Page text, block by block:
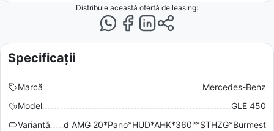
Distribuie această ofertă de leasing:
Specificații
Marcă
Mercedes-Benz
Model
GLE 450
Variantă
d AMG 20*Pano*HUD*AHK*360°*STHZG*Burmest